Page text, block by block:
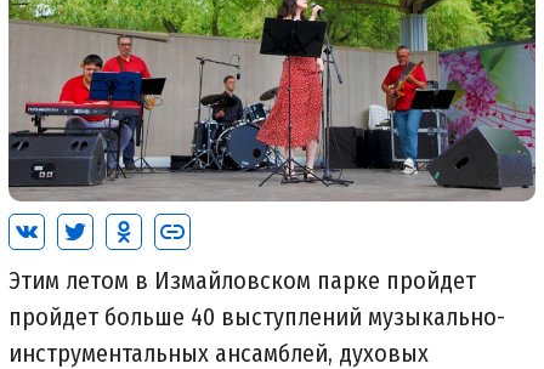
Этим летом в Измайловском парке пройдет
пройдет больше 40 выступлений музыкально-
инструментальных ансамблей, духовых